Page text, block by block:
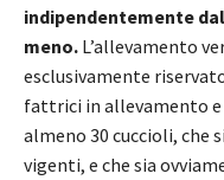
indipendentemente
meno. L’allevamento
esclusivamente
fattrici in allevamento
almeno 30 cuccioli, che
vigenti, e che sia